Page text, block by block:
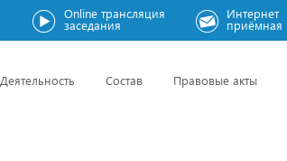
Online трансляция
заседания
Интернет
приёмная
Деятельность Состав Правовые акты